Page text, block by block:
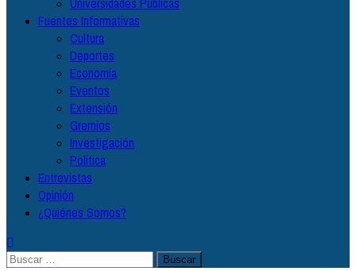
Fuentes Informativas
Cultura
Deportes
Economía
Eventos
Extensión
Gremios
Investigación
Política
Entrevistas
Opinión
¿Quiénes Somos?
Buscar: